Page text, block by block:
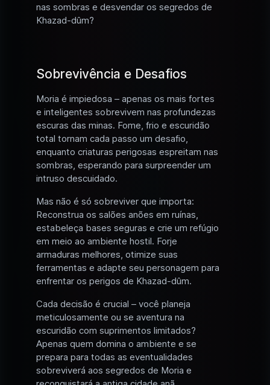
nas sombras e desvendar os segredos de
Khazad-dûm?
Sobrevivência e Desafios
Moria é impiedosa – apenas os mais fortes
e inteligentes sobrevivem nas profundezas
escuras das minas. Fome, frio e escuridão
total tornam cada passo um desafio,
enquanto criaturas perigosas espreitam nas
sombras, esperando para surpreender um
intruso descuidado.
Mas não é só sobreviver que importa:
Reconstrua os salões anões em ruínas,
estabeleça bases seguras e crie um refúgio
em meio ao ambiente hostil. Forje
armaduras melhores, otimize suas
ferramentas e adapte seu personagem para
enfrentar os perigos de Khazad-dûm.
Cada decisão é crucial – você planeja
meticulosamente ou se aventura na
escuridão com suprimentos limitados?
Apenas quem domina o ambiente e se
prepara para todas as eventualidades
sobreviverá aos segredos de Moria e